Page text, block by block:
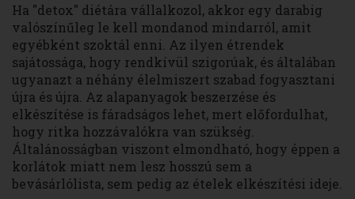
Ha "detox" diétára vállalkozol, akkor egy darabig
valószínűleg le kell mondanod mindarról, amit
egyébként szoktál enni. Az ilyen étrendek
sajátossága, hogy rendkívül szigorúak, és általában
ugyanazt a néhány élelmiszert szabad fogyasztani
újra és újra. Az alapanyagok beszerzése és
elkészítése is fáradságos lehet, mert előfordulhat,
hogy ritka hozzávalókra van szükség.
Általánosságban viszont elmondható, hogy éppen a
korlátok miatt nem lesz hosszú sem a
bevásárlólista, sem pedig az ételek elkészítési ideje.